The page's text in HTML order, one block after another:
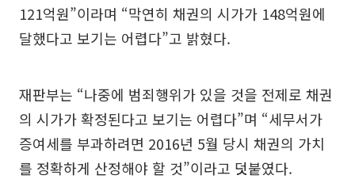
121억원”이라며 “막연히 채권의 시가가 148억원에
달했다고 보기는 어렵다”고 밝혔다.
재판부는 “나중에 범죄행위가 있을 것을 전제로 채권
의 시가가 확정된다고 보기는 어렵다”며 “세무서가
증여세를 부과하려면 2016년 5월 당시 채권의 가치
를 정확하게 산정해야 할 것”이라고 덧붙였다.